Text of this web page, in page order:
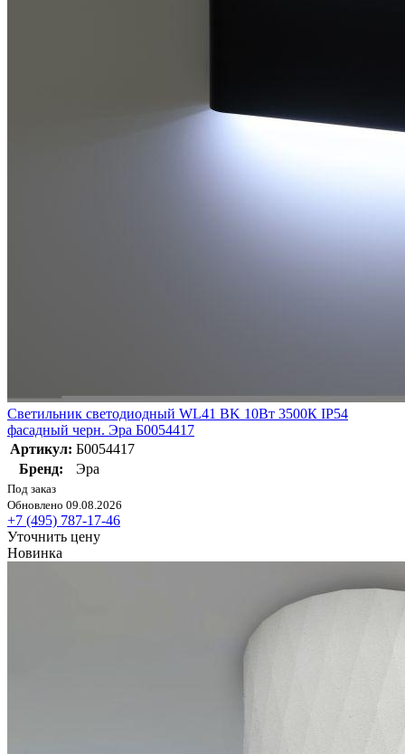
Светильник светодиодный WL41 BK 10Вт 3500К IP54
фасадный черн. Эра Б0054417
Артикул: Б0054417
Бренд:
Эра
Под заказ
Обновлено 09.08.2026
+7 (495) 787-17-46
Уточнить цену
Новинка